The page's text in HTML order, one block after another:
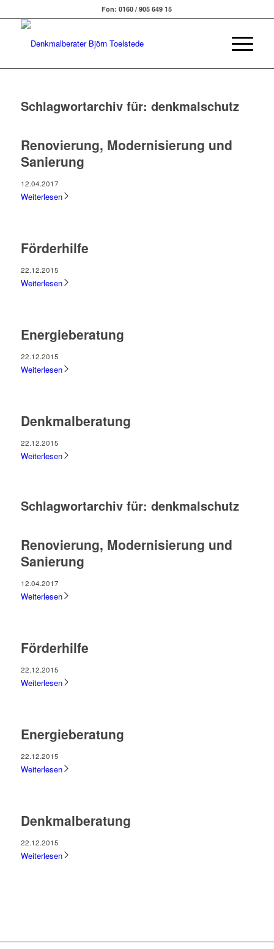
Fon: 0160 / 905 649 15
Schlagwortarchiv für: denkmalschutz
Renovierung, Modernisierung und
Sanierung
12.04.2017
Weiterlesen
Förderhilfe
22.12.2015
Weiterlesen
Energieberatung
22.12.2015
Weiterlesen
Denkmalberatung
22.12.2015
Weiterlesen
Schlagwortarchiv für: denkmalschutz
Renovierung, Modernisierung und
Sanierung
12.04.2017
Weiterlesen
Förderhilfe
22.12.2015
Weiterlesen
Energieberatung
22.12.2015
Weiterlesen
Denkmalberatung
22.12.2015
Weiterlesen